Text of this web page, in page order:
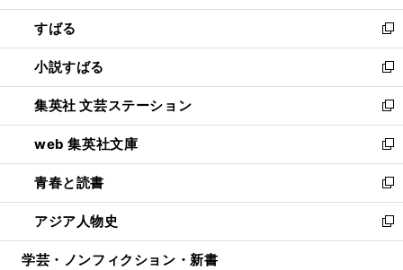
開
く
ウ
で
開
く
ン
ド
ウ
で
開
く
すばる
新
し
い
ウ
ィ
ン
ド
ウ
で
開
く
小説すばる
新
し
い
ウ
ィ
ン
ド
ウ
で
開
集英社 文芸ステーション
新
し
い
ウ
ィ
ン
ド
ウ
web 集英社文庫
新
し
い
ウ
ィ
ン
青春と読書
新
し
い
ウ
アジア人物史
新
し
学芸・ノンフィクション・新書